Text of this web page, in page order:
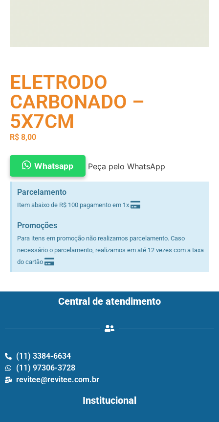
ELETRODO
CARBONADO –
5X7CM
R$ 8,00
Whatsapp Peça pelo WhatsApp
Parcelamento
Item abaixo de R$ 100 pagamento em 1x
Promoções
Para itens em promoção não realizamos parcelamento. Caso
necessário o parcelamento, realizamos em até 12 vezes com a taxa
do cartão
Central de atendimento
(11) 3384-6634
(11) 97306-3728
revitee@revitee.com.br
Institucional